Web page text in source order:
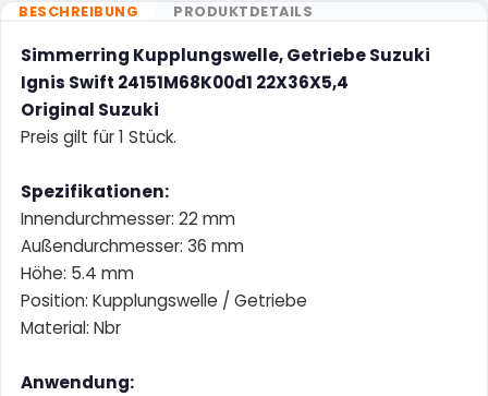
BESCHREIBUNG PRODUKTDETAILS
Simmerring Kupplungswelle, Getriebe Suzuki
Ignis Swift 24151M68K00d1 22X36X5,4
Original Suzuki
Preis gilt für 1 Stück.
Spezifikationen:
Innendurchmesser: 22 mm
Außendurchmesser: 36 mm
Höhe: 5.4 mm
Position: Kupplungswelle / Getriebe
Material: Nbr
Anwendung: